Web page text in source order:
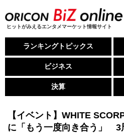
ヒットがみえるエンタメマーケット情報サイト
ランキングトピックス
ビジネス
決算
【イベント】WHITE
に「もう一度向き合う」 3